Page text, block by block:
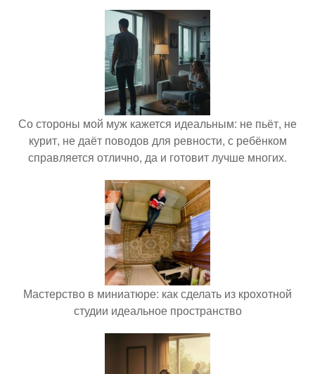
Со стороны мой муж кажется идеальным: не пьёт, не
курит, не даёт поводов для ревности, с ребёнком
справляется отлично, да и готовит лучше многих.
Мастерство в миниатюре: как сделать из крохотной
студии идеальное пространство